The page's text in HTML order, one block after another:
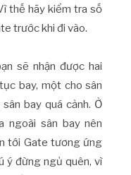
thế hãy kiểm tra số
trước khi đi vào.
sẽ nhận được hai
bay, một cho sân
bay quá cảnh. Ở
ngoài sân bay nên
tới Gate tương ứng
ý đừng ngủ quên, vì